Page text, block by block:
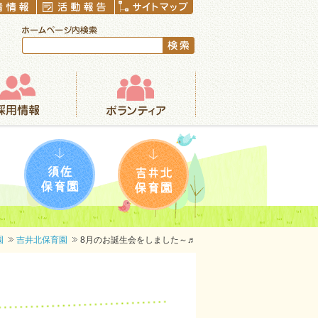
ボランティア
須佐保育園 吉井北保育園
吉井北保育園 8月のお誕生会をしました～♬